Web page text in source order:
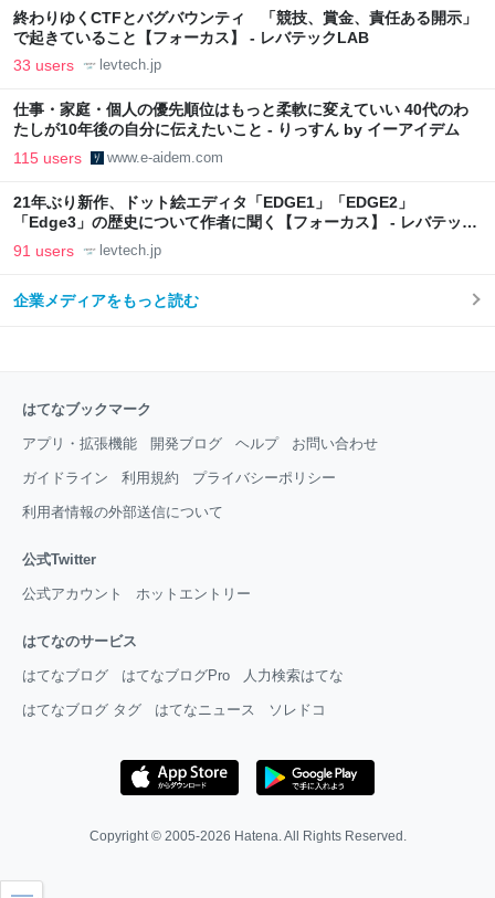
終わりゆくCTFとバグバウンティ 「競技、賞金、責任ある開示」
で起きていること【フォーカス】 - レバテックLAB
33 users levtech.jp
仕事・家庭・個人の優先順位はもっと柔軟に変えていい 40代のわ
たしが10年後の自分に伝えたいこと - りっすん by イーアイデム
115 users www.e-aidem.com
21年ぶり新作、ドット絵エディタ「EDGE1」「EDGE2」
「Edge3」の歴史について作者に聞く【フォーカス】 - レバテック
LAB
91 users levtech.jp
企業メディアをもっと読む
はてなブックマーク
アプリ・拡張機能 開発ブログ ヘルプ お問い合わせ
ガイドライン 利用規約 プライバシーポリシー
利用者情報の外部送信について
公式Twitter
公式アカウント ホットエントリー
はてなのサービス
はてなブログ はてなブログPro 人力検索はてな
はてなブログ タグ はてなニュース ソレドコ
Copyright © 2005-2026 Hatena. All Rights Reserved.